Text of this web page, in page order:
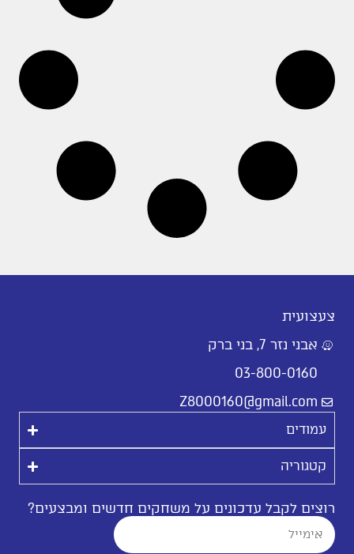
צעצועית
אבני נזר 7, בני ברק
03-800-0160
Z8000160@gmail.com
עמודים
קטגוריה
רוצים לקבל עדכונים על משחקים חדשים ומבצעים?